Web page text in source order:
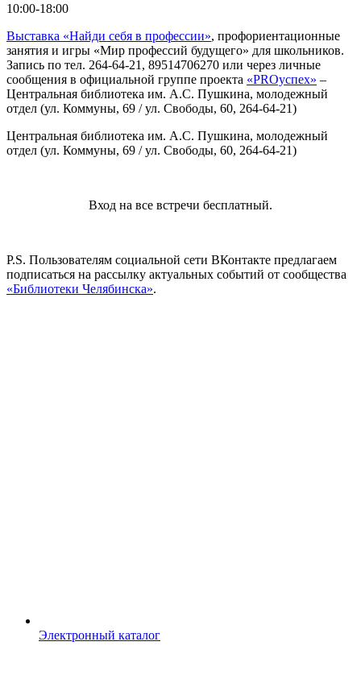
10:00-18:00
Выставка «Найди себя в профессии», профориентационные
занятия и игры «Мир профессий будущего» для школьников.
Запись по тел. 264-64-21, 89514706270 или через личные
сообщения в официальной группе проекта «PROуспех» –
Центральная библиотека им. А.С. Пушкина, молодежный
отдел (ул. Коммуны, 69 / ул. Свободы, 60, 264-64-21)
Центральная библиотека им. А.С. Пушкина, молодежный
отдел (ул. Коммуны, 69 / ул. Свободы, 60, 264-64-21)
Вход на все встречи бесплатный.
P.S. Пользователям социальной сети ВКонтакте предлагаем
подписаться на рассылку актуальных событий от сообщества
«Библиотеки Челябинска».
Электронный каталог